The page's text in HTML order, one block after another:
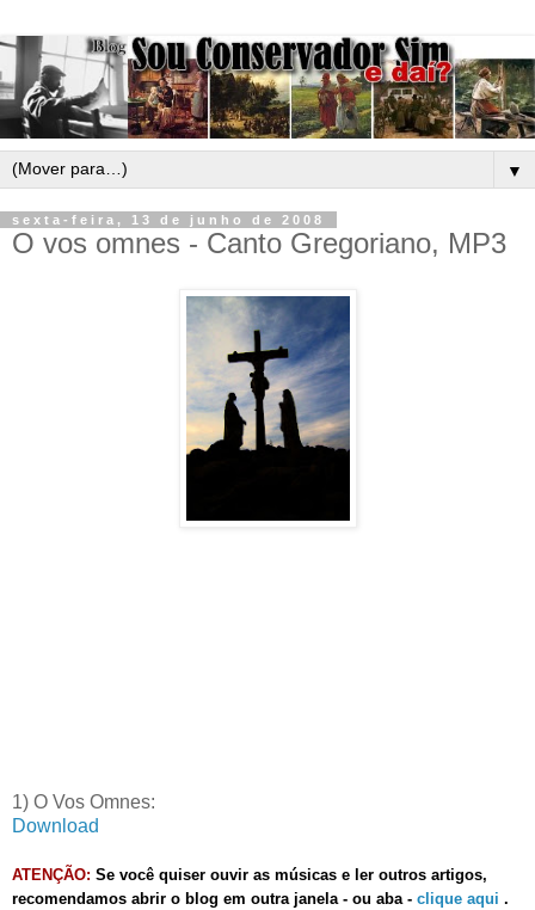
▼
sexta-feira, 13 de junho de 2008
O vos omnes - Canto Gregoriano, MP3
1) O Vos Omnes:
Download
ATENÇÃO: Se você quiser ouvir as músicas e ler outros artigos,
recomendamos abrir o blog em outra janela - ou aba - clique aqui .